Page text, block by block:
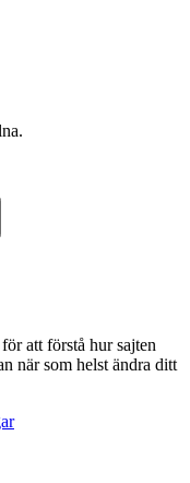
att förstå hur sajten
när som helst ändra ditt